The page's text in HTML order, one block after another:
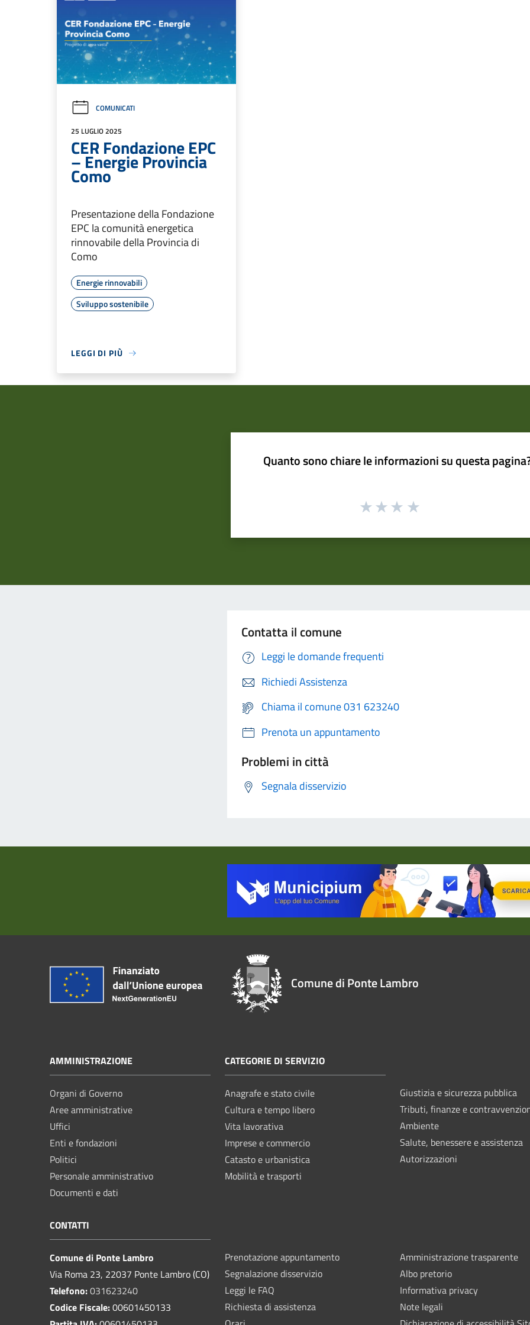
COMUNICATI
25 LUGLIO 2025
CER Fondazione EPC
– Energie Provincia
Como
Presentazione della Fondazione
EPC la comunità energetica
rinnovabile della Provincia di
Como
Energie rinnovabili
Sviluppo sostenibile
LEGGI DI PIÙ
Quanto sono chiare le informazioni su questa
Contatta il comune
Leggi le domande frequenti
Richiedi Assistenza
Chiama il comune 031 623240
Prenota un appuntamento
Problemi in città
Segnala disservizio
Comune di Ponte Lambro
AMMINISTRAZIONE
Organi di Governo
Aree amministrative
Uffici
Enti e fondazioni
Politici
Personale amministrativo
Documenti e dati
CATEGORIE DI SERVIZIO
Anagrafe e stato civile
Cultura e tempo libero
Vita lavorativa
Imprese e commercio
Catasto e urbanistica
Mobilità e trasporti
Giustizia e sicurezza pubblica
Tributi, finanze e
Ambiente
Salute, benessere e assistenza
Autorizzazioni
CONTATTI
Comune di Ponte Lambro
Via Roma 23, 22037 Ponte Lambro (CO)
Telefono:031623240
Codice Fiscale:00601450133
Prenotazione appuntamento
Segnalazione disservizio
Leggi le FAQ
Richiesta di assistenza
Amministrazione trasparente
Albo pretorio
Informativa privacy
Note legali